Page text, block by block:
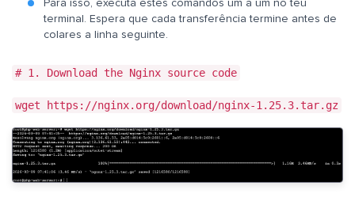
Para isso, executa estes comandos um a um no teu
terminal. Espera que cada transferência termine antes de
colares a linha seguinte.
# 1. Download the Nginx source code
wget https://nginx.org/download/nginx-1.25.3.tar.gz